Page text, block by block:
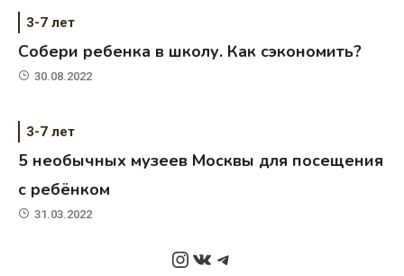
3-7 лет
Собери ребенка в школу. Как сэкономить?
30.08.2022
3-7 лет
5 необычных музеев Москвы для посещения
с ребёнком
31.03.2022
Instagram
ВКонтакте
Telegram